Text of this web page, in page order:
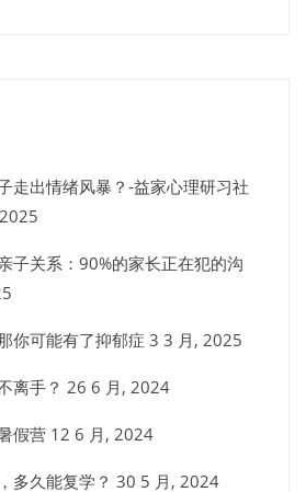
走出情绪风暴？-益家心理研习社
子关系：90%的家长正在犯的沟
你可能有了抑郁症 3 3 月, 2025
离手？ 26 6 月, 2024
假营 12 6 月, 2024
多久能复学？ 30 5 月, 2024